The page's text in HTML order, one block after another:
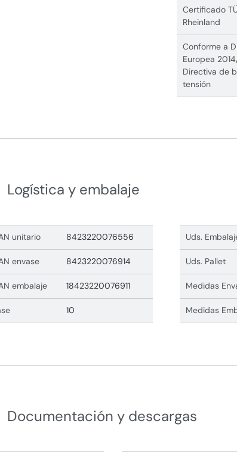
Certificado
Rheinland
Conforme a
Europea
Directiva de
tensión
Logística y embalaje
unitario 8423220076556
envase 8423220076914
embalaje 18423220076911
10
Uds.
Uds. Pallet
Medidas
Medidas
Documentación y descargas